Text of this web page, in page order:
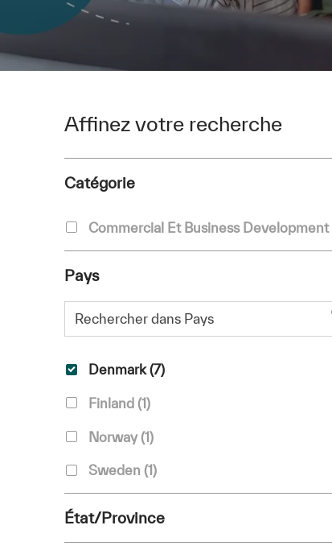
Affinez votre recherche
Catégorie
Catégorie
Commercial Et Business Development
Pays
PaysDenmark (7)Emplois
Finland (1)Travail
Norway (1)Travail
Sweden (1)Travail
État/Province